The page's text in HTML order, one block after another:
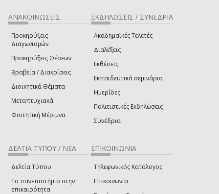
ΑΝΑΚΟΙΝΩΣΕΙΣ
Προκηρύξεις
Διαγωνισμών
Προκηρύξεις Θέσεων
Βραβεία / Διακρίσεις
Διοικητικά Θέματα
Μεταπτυχιακά
Φοιτητική Μέριμνα
ΕΚΔΗΛΩΣΕΙΣ / ΣΥΝΕΔΡΙΑ
Ακαδημαϊκές Τελετές
Διαλέξεις
Εκθέσεις
Εκπαιδευτικά σεμινάρια
Ημερίδες
Πολιτιστικές Εκδηλώσεις
Συνέδρια
ΔΕΛΤΙΑ ΤΥΠΟΥ / ΝΕΑ
Δελτία Τύπου
Το πανεπιστήμιο στην
επικαιρότητα
ΕΠΙΚΟΙΝΩΝΙΑ
Τηλεφωνικός Κατάλογος
Επικοινωνία